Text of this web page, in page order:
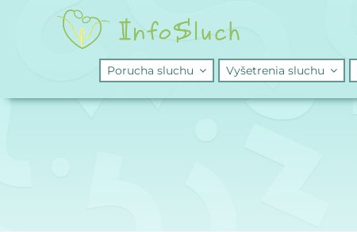
Porucha sluchu Vyšetrenia sluchu